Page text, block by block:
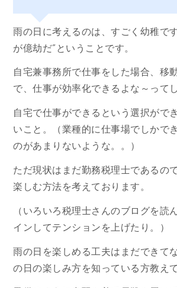
雨の日に考えるのは、すごく幼稚で
が億劫だ”ということです。
自宅兼事務所で仕事をした場合、移
で、仕事が効率化できるよな～って
自宅で仕事ができるという選択がで
いこと。（業種的に仕事場でしかで
のがあまりないような。。）
ただ現状はまだ勤務税理士であるの
楽しむ方法を考えております。
（いろいろ税理士さんのブログを読
インしてテンションを上げたり。）
雨の日を楽しめる工夫はまだできて
の日の楽しみ方を知っている方教え